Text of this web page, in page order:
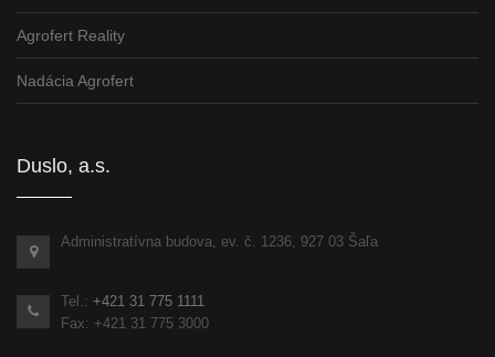
Agrofert Reality
Nadácia Agrofert
Duslo, a.s.
Administratívna budova, ev. č. 1236, 927 03 Šaľa
Tel.: +421 31 775 1111
Fax: +421 31 775 3000